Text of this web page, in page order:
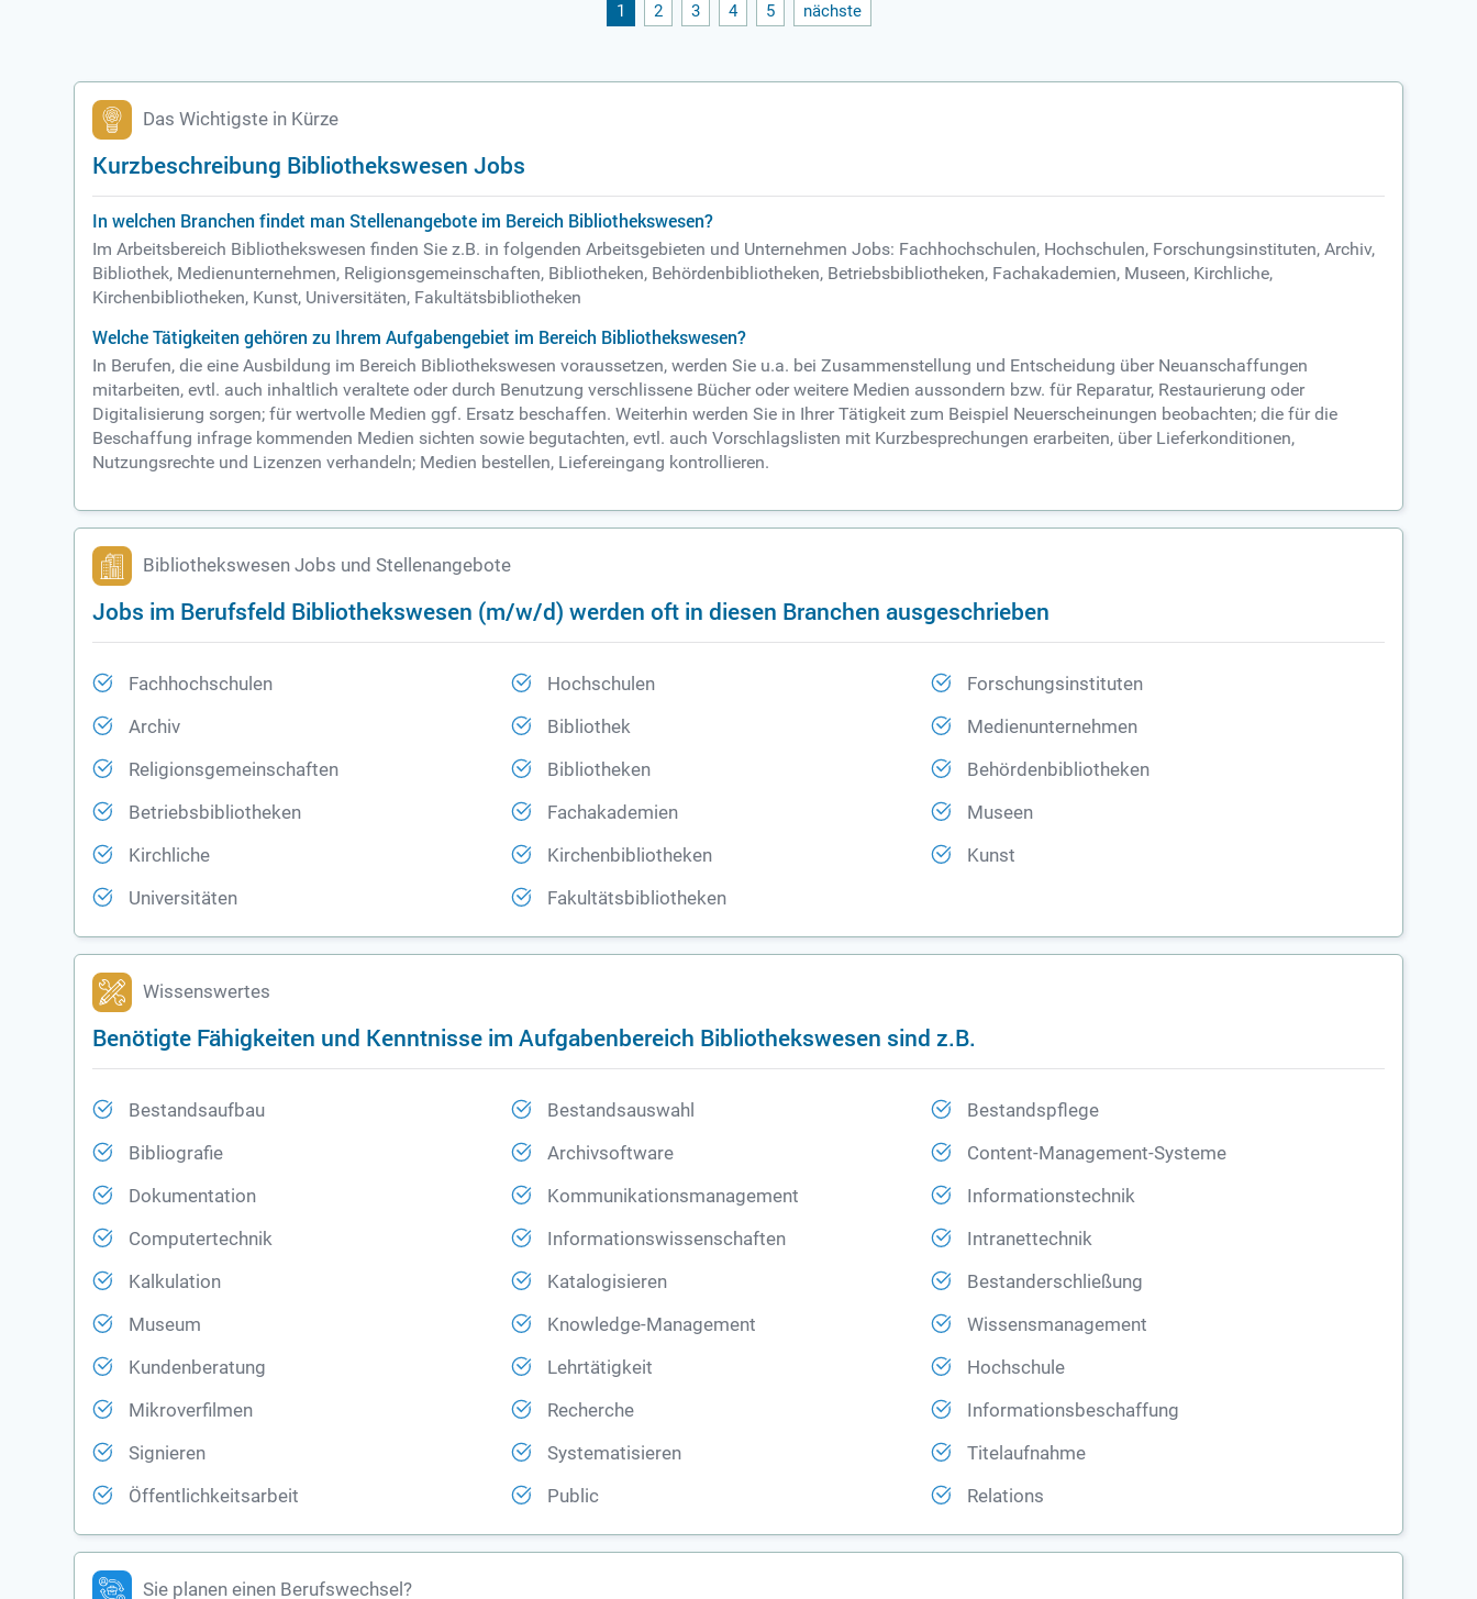
1 2 3 4 5 nächste
Das Wichtigste in Kürze
Kurzbeschreibung Bibliothekswesen Jobs
In welchen Branchen findet man Stellenangebote im Bereich Bibliothekswesen?
Im Arbeitsbereich Bibliothekswesen finden Sie z.B. in folgenden Arbeitsgebieten und Unternehmen Jobs: Fachhochschulen, Hochschulen, Forschungsinstituten, Archiv,
Bibliothek, Medienunternehmen, Religionsgemeinschaften, Bibliotheken, Behördenbibliotheken, Betriebsbibliotheken, Fachakademien, Museen, Kirchliche,
Kirchenbibliotheken, Kunst, Universitäten, Fakultätsbibliotheken
Welche Tätigkeiten gehören zu Ihrem Aufgabengebiet im Bereich Bibliothekswesen?
In Berufen, die eine Ausbildung im Bereich Bibliothekswesen voraussetzen, werden Sie u.a. bei Zusammenstellung und Entscheidung über Neuanschaffungen
mitarbeiten, evtl. auch inhaltlich veraltete oder durch Benutzung verschlissene Bücher oder weitere Medien aussondern bzw. für Reparatur, Restaurierung oder
Digitalisierung sorgen; für wertvolle Medien ggf. Ersatz beschaffen. Weiterhin werden Sie in Ihrer Tätigkeit zum Beispiel Neuerscheinungen beobachten; die für die
Beschaffung infrage kommenden Medien sichten sowie begutachten, evtl. auch Vorschlagslisten mit Kurzbesprechungen erarbeiten, über Lieferkonditionen,
Nutzungsrechte und Lizenzen verhandeln; Medien bestellen, Liefereingang kontrollieren.
Bibliothekswesen Jobs und Stellenangebote
Jobs im Berufsfeld Bibliothekswesen (m/w/d) werden oft in diesen Branchen ausgeschrieben
Fachhochschulen Hochschulen Forschungsinstituten
Archiv Bibliothek Medienunternehmen
Religionsgemeinschaften Bibliotheken Behördenbibliotheken
Betriebsbibliotheken Fachakademien Museen
Kirchliche Kirchenbibliotheken Kunst
Universitäten Fakultätsbibliotheken
Wissenswertes
Benötigte Fähigkeiten und Kenntnisse im Aufgabenbereich Bibliothekswesen sind z.B.
Bestandsaufbau Bestandsauswahl Bestandspflege
Bibliografie Archivsoftware Content-Management-Systeme
Dokumentation Kommunikationsmanagement Informationstechnik
Computertechnik Informationswissenschaften Intranettechnik
Kalkulation Katalogisieren Bestanderschließung
Museum Knowledge-Management Wissensmanagement
Kundenberatung Lehrtätigkeit Hochschule
Mikroverfilmen Recherche Informationsbeschaffung
Signieren Systematisieren Titelaufnahme
Öffentlichkeitsarbeit Public Relations
Sie planen einen Berufswechsel?